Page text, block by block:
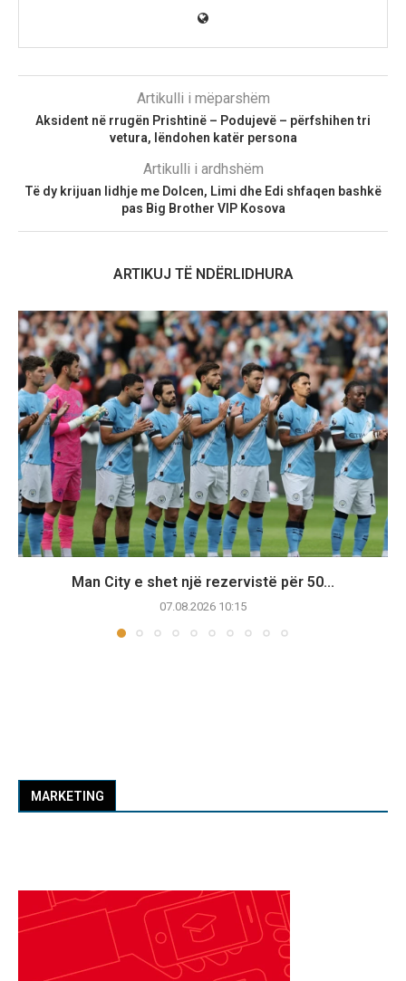
Artikulli i mëparshëm
Aksident në rrugën Prishtinë – Podujevë – përfshihen tri
vetura, lëndohen katër persona
Artikulli i ardhshëm
Të dy krijuan lidhje me Dolcen, Limi dhe Edi shfaqen bashkë
pas Big Brother VIP Kosova
ARTIKUJ TË NDËRLIDHURA
Man City e shet një rezervistë për 50...
07.08.2026 10:15
MARKETING